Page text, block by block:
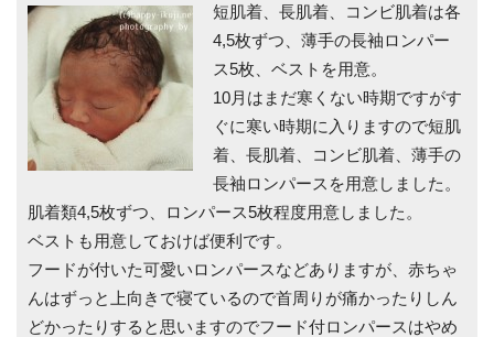
短肌着、長肌着、コンビ肌着は各
4,5枚ずつ、薄手の長袖ロンパー
ス5枚、ベストを用意。
10月はまだ寒くない時期ですがす
ぐに寒い時期に入りますので短肌
着、長肌着、コンビ肌着、薄手の
長袖ロンパースを用意しました。
肌着類4,5枚ずつ、ロンパース5枚程度用意しました。
ベストも用意しておけば便利です。
フードが付いた可愛いロンパースなどありますが、赤ちゃ
んはずっと上向きで寝ているので首周りが痛かったりしん
どかったりすると思いますのでフード付ロンパースはやめ